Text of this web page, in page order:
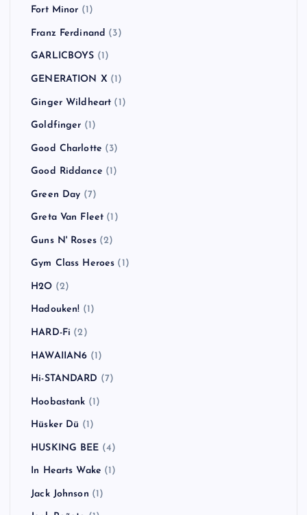
Fort Minor (1)
Franz Ferdinand (3)
GARLICBOYS (1)
GENERATION X (1)
Ginger Wildheart (1)
Goldfinger (1)
Good Charlotte (3)
Good Riddance (1)
Green Day (7)
Greta Van Fleet (1)
Guns N' Roses(2)
Gym Class Heroes (1)
H2O (2)
Hadouken! (1)
HARD-Fi (2)
HAWAIIAN6 (1)
Hi-STANDARD (7)
Hoobastank (1)
Hüsker Dü (1)
HUSKING BEE (4)
In Hearts Wake (1)
Jack Johnson (1)